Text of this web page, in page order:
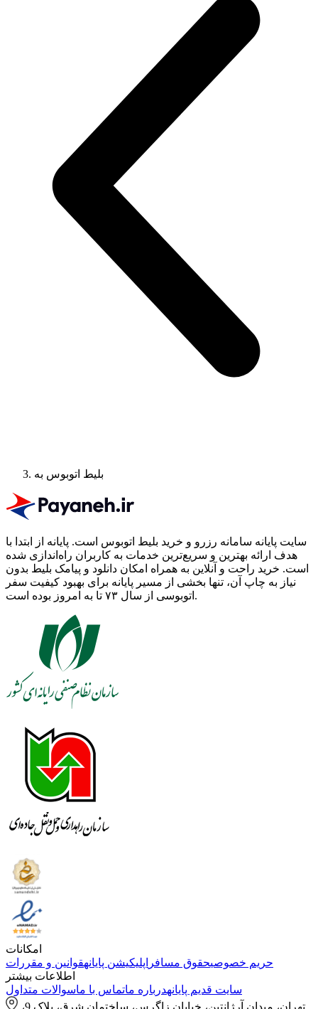
بلیط اتوبوس به
سایت پایانه سامانه رزرو و خرید بلیط اتوبوس است. پایانه از ابتدا با
هدف ارائه بهترین و سریع‌ترین خدمات به کاربران راه‌اندازی شده
است. خرید راحت و آنلاین به همراه امکان دانلود و پیامک بلیط بدون
نیاز به چاپ آن، تنها بخشی از مسیر پایانه برای بهبود کیفیت سفر
اتوبوسی از سال ۷۳ تا به امروز بوده است.
امکانات
حریم خصوصیحقوق مسافر اپلیکیشن پایانهقوانین و مقررات
اطلاعات بیشتر
سایت قدیم پایانهدرباره ماتماس با ماسوالات متداول